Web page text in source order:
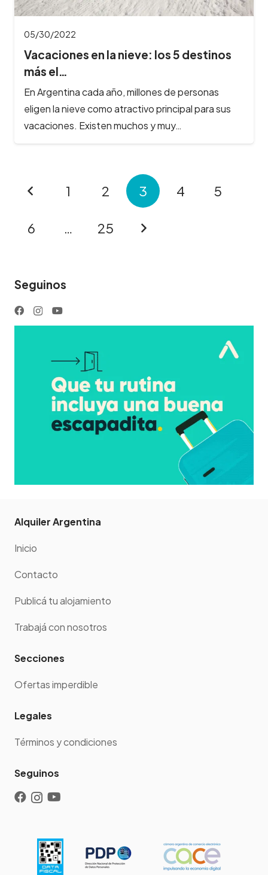
05/30/2022
Vacaciones en la nieve: los 5 destinos
más el…
En Argentina cada año, millones de personas
eligen la nieve como atractivo principal para sus
vacaciones. Existen muchos y muy…
1 2 3 4 5
6 … 25
Seguinos
Alquiler Argentina
Inicio
Contacto
Publicá tu alojamiento
Trabajá con nosotros
Secciones
Ofertas imperdible
Legales
Términos y condiciones
Seguinos